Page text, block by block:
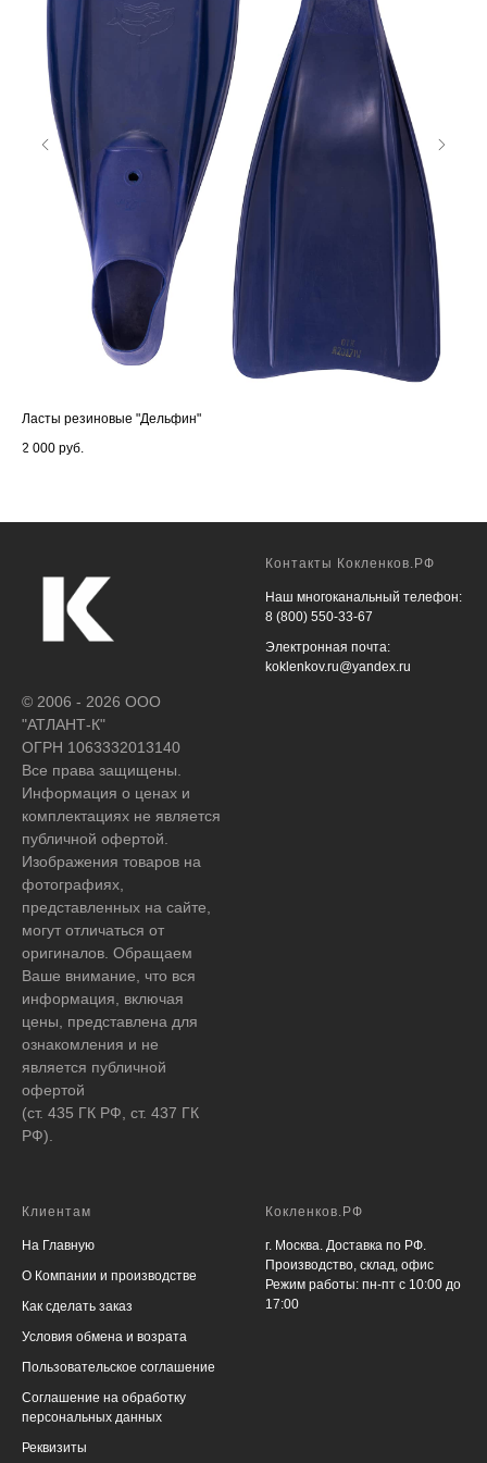
Ласты резиновые "Дельфин"
2 000 руб.
© 2006 - 2026 ООО
"АТЛАНТ-К"
ОГРН 1063332013140
Все права защищены.
Информация о ценах и
комплектациях не является
публичной офертой.
Изображения товаров на
фотографиях,
представленных на сайте,
могут отличаться от
оригиналов. Обращаем
Ваше внимание, что вся
информация, включая
цены, представлена для
ознакомления и не
является публичной
офертой
(ст. 435 ГК РФ, ст. 437 ГК
РФ).
Контакты Кокленков.РФ
Наш многоканальный телефон:
8 (800) 550-33-67
Электронная почта:
koklenkov.ru@yandex.ru
Клиентам
На Главную
О Компании и производстве
Как сделать заказ
Условия обмена и возрата
Пользовательское соглашение
Соглашение на обработку
персональных данных
Реквизиты
Кокленков.РФ
г. Москва. Доставка по РФ.
Производство, склад, офис
Режим работы: пн-пт с 10:00 до
17:00